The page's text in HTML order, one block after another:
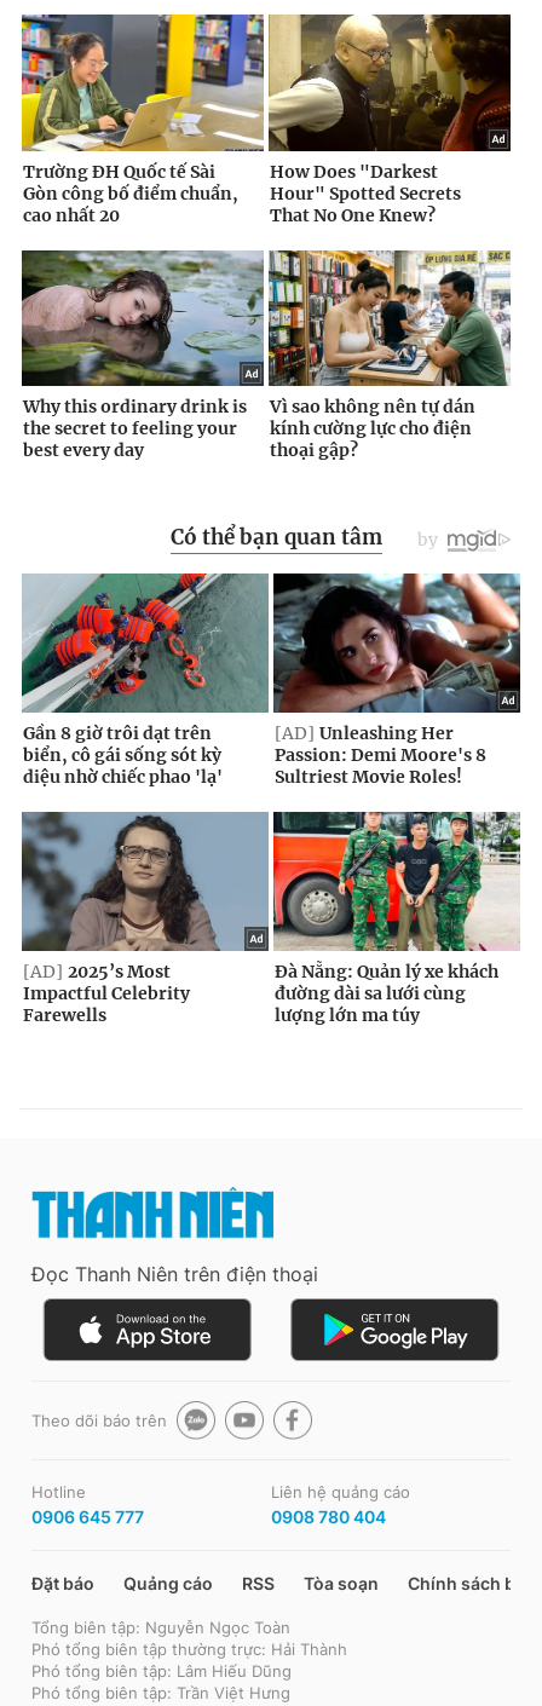
Đọc Thanh Niên trên điện thoại
Theo dõi báo trên
Hotline
0906 645 777
Liên hệ quảng cáo
0908 780 404
Đặt báo Quảng cáo RSS Tòa soạn Chính sách bảo
Tổng biên tập: Nguyễn Ngọc Toàn
Phó tổng biên tập thường trực: Hải Thành
Phó tổng biên tập: Lâm Hiếu Dũng
Phó tổng biên tập: Trần Việt Hưng